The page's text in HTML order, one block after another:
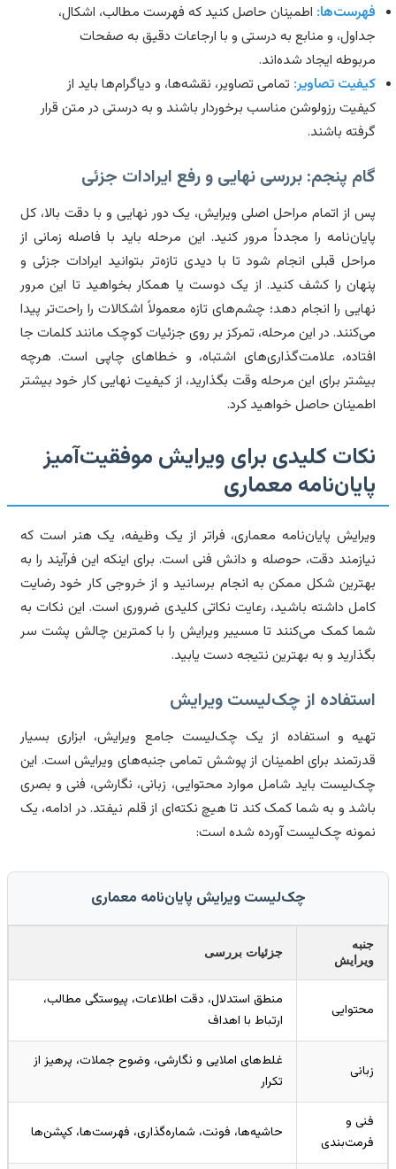
اطمینان حاصل کنید که فهرست مطالب، اشکال،
و منابع به درستی و با ارجاعات دقیق به صفحات
ایجاد شده‌اند.
تصاویر:تمامی تصاویر، نقشه‌ها، و دیاگرام‌ها باید از
رزولوشن مناسب برخوردار باشند و به درستی در متن قرار
باشند.
پنجم: بررسی نهایی و رفع ایرادات جزئی
از اتمام مراحل اصلی ویرایش، یک دور نهایی و با دقت بالا، کل
را مجدداً مرور کنید. این مرحله باید با فاصله زمانی از
قبلی انجام شود تا با دیدی تازه‌تر بتوانید ایرادات جزئی و
را کشف کنید. از یک دوست یا همکار بخواهید تا این مرور
را انجام دهد؛ چشم‌های تازه معمولاً اشکالات را راحت‌تر پیدا
در این مرحله، تمرکز بر روی جزئیات کوچک مانند کلمات جا
علامت‌گذاری‌های اشتباه، و خطاهای چاپی است. هرچه
برای این مرحله وقت بگذارید، از کیفیت نهایی کار خود بیشتر
حاصل خواهید کرد.
کلیدی برای ویرایش موفقیت‌آمیز
معماری
پایان‌نامه معماری، فراتر از یک وظیفه، یک هنر است که
دقت، حوصله و دانش فنی است. برای اینکه این فرآیند را به
شکل ممکن به انجام برسانید و از خروجی کار خود رضایت
داشته باشید، رعایت نکاتی کلیدی ضروری است. این نکات به
کمک می‌کنند تا مسییر ویرایش را با کمترین چالش پشت سر
و به بهترین نتیجه دست یابید.
از چک‌لیست ویرایش
و استفاده از یک چک‌لیست جامع ویرایش، ابزاری بسیار
برای اطمینان از پوشش تمامی جنبه‌های ویرایش است. این
باید شامل موارد محتوایی، زبانی، نگارشی، فنی و بصری
و به شما کمک کند تا هیچ نکته‌ای از قلم نیفتد. در ادامه، یک
چک‌لیست آورده شده است:
چک‌لیست ویرایش پایان‌نامه معماری
جزئیات بررسی
منطق استدلال، دقت اطلاعات، پیوستگی مطالب،
ارتباط با اهداف
غلط‌های املایی و نگارشی، وضوح جملات، پرهیز از
حاشیه‌ها، فونت، شماره‌گذاری، فهرست‌ها، کپشن‌ها